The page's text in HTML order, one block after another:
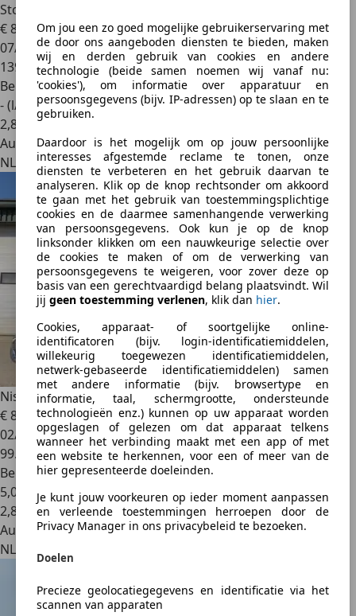
Om jou een zo goed mogelijke gebruikerservaring met
de door ons aangeboden diensten te bieden, maken
wij en derden gebruik van cookies en andere
technologie (beide samen noemen wij vanaf nu:
'cookies'), om informatie over apparatuur en
persoonsgegevens (bijv. IP-adressen) op te slaan en te
gebruiken.
Daardoor is het mogelijk om op jouw persoonlijke
interesses afgestemde reclame te tonen, onze
diensten te verbeteren en het gebruik daarvan te
analyseren. Klik op de knop rechtsonder om akkoord
te gaan met het gebruik van toestemmingsplichtige
cookies en de daarmee samenhangende verwerking
van persoonsgegevens. Ook kun je op de knop
linksonder klikken om een nauwkeurige selectie over
de cookies te maken of om de verwerking van
persoonsgegevens te weigeren, voor zover deze op
basis van een gerechtvaardigd belang plaatsvindt. Wil
jij geen toestemming verlenen, klik dan hier.
Cookies, apparaat- of soortgelijke online-
identificatoren (bijv. login-identificatiemiddelen,
willekeurig toegewezen identificatiemiddelen,
netwerk-gebaseerde identificatiemiddelen) samen
met andere informatie (bijv. browsertype en
informatie, taal, schermgrootte, ondersteunde
technologieën enz.) kunnen op uw apparaat worden
opgeslagen of gelezen om dat apparaat telkens
wanneer het verbinding maakt met een app of met
een website te herkennen, voor een of meer van de
hier gepresenteerde doeleinden.
Je kunt jouw voorkeuren op ieder moment aanpassen
en verleende toestemmingen herroepen door de
Privacy Manager in ons privacybeleid te bezoeken.
Doelen
Precieze geolocatiegegevens en identificatie via het
scannen van apparaten
Stoelverwarming
€ 8.000
07/2015
139.586 km
Benzine
- (l/100 km)
2,8
Autobedrijf
NL 8317 AP
Nissan Pulsar1.2 DIG-T Visia
€ 8.450
02/2017
99.915 km
Benzine
5,0 l/100 km (gem.)
2,8
Autobedrijf
NL 7211 ER